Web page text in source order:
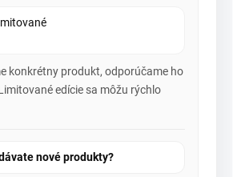
konkrétny produkt, odporúčame ho
edície sa môžu rýchlo
nové produkty?